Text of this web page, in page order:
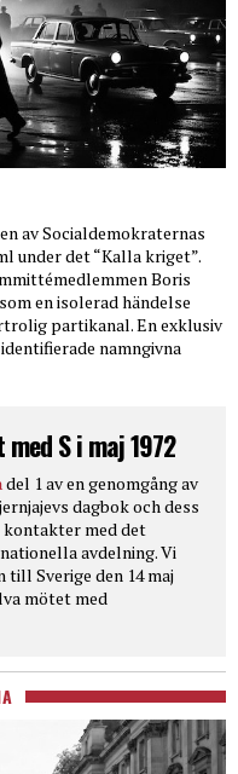
av Socialdemokraternas
under det “Kalla kriget”.
Boris
en isolerad händelse
partikanal. En exklusiv
namngivna
S i maj 1972
del 1 av en genomgång av
dagbok och dess
med det
avdelning. Vi
Sverige den 14 maj
mötet med